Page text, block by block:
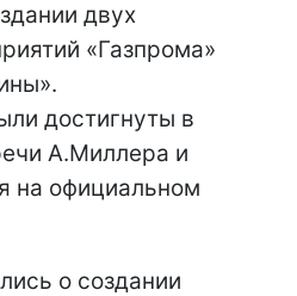
двух
«Газпрома»
достигнуты в
А.Миллера и
на официальном
о создании